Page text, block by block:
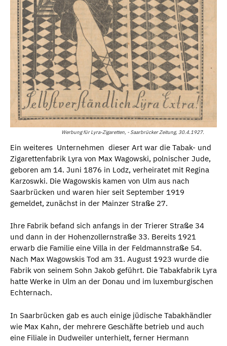
Werbung für Lyra-Zigaretten, - Saarbrücker Zeitung, 30.4.1927.
Ein weiteres Unternehmen dieser Art war die Tabak- und
Zigarettenfabrik Lyra von Max Wagowski, polnischer Jude,
geboren am 14. Juni 1876 in Lodz, verheiratet mit Regina
Karzoswki. Die Wagowskis kamen von Ulm aus nach
Saarbrücken und waren hier seit September 1919
gemeldet, zunächst in der Mainzer Straße 27.
Ihre Fabrik befand sich anfangs in der Trierer Straße 34
und dann in der Hohenzollernstraße 33. Bereits 1921
erwarb die Familie eine Villa in der Feldmannstraße 54.
Nach Max Wagowskis Tod am 31. August 1923 wurde die
Fabrik von seinem Sohn Jakob geführt. Die Tabakfabrik Lyra
hatte Werke in Ulm an der Donau und im luxemburgischen
Echternach.
In Saarbrücken gab es auch einige jüdische Tabakhändler
wie Max Kahn, der mehrere Geschäfte betrieb und auch
eine Filiale in Dudweiler unterhielt, ferner Hermann